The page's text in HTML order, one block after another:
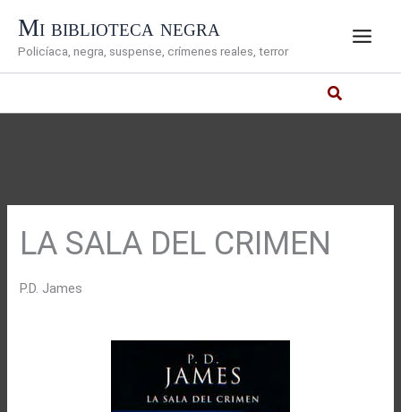
contenido
Mi biblioteca negra
Policíaca, negra, suspense, crímenes reales, terror
LA SALA DEL CRIMEN
P.D. James